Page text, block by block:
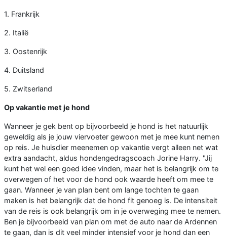
1. Frankrijk
2. Italië
3. Oostenrijk
4. Duitsland
5. Zwitserland
Op vakantie met je hond
Wanneer je gek bent op bijvoorbeeld je hond is het natuurlijk
geweldig als je jouw viervoeter gewoon met je mee kunt nemen
op reis. Je huisdier meenemen op vakantie vergt alleen net wat
extra aandacht, aldus hondengedragscoach Jorine Harry. "Jij
kunt het wel een goed idee vinden, maar het is belangrijk om te
overwegen of het voor de hond ook waarde heeft om mee te
gaan. Wanneer je van plan bent om lange tochten te gaan
maken is het belangrijk dat de hond fit genoeg is. De intensiteit
van de reis is ook belangrijk om in je overweging mee te nemen.
Ben je bijvoorbeeld van plan om met de auto naar de Ardennen
te gaan, dan is dit veel minder intensief voor je hond dan een